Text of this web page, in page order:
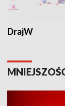
DrajW